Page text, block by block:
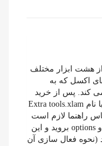
هشت ابزار مختلف
اکسل که به
کند. پس از خرید
این محصول، امکان دانلود این افزونه با نام Extra tools.xlam
راهنما لازم است
که بخش add ins اکسل در بخش Files و options بروید و این
(نحوه فعال سازی آن